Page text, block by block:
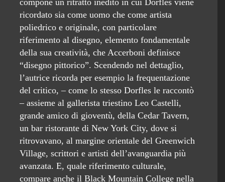
compone un ritratto inedito in cui Dorfles viene
ricordato sia come uomo che come artista
poliedrico e originale, con particolare
riferimento al disegno, elemento fondamentale
della sua creatività, che Accerboni definisce
“disegno pittorico”. Scendendo nel dettaglio,
l’autrice ricorda per esempio la frequentazione
del critico, – come lo stesso Dorfles le raccontò
– assieme al gallerista triestino Leo Castelli,
grande amico di gioventù, della Cedar Tavern,
un bar ristorante di New York City, dove si
ritrovavano, al margine orientale del Greenwich
Village, scrittori e artisti dell’avanguardia più
avanzata. E, quale riferimento culturale,
compare anche il Black Mountain College nella